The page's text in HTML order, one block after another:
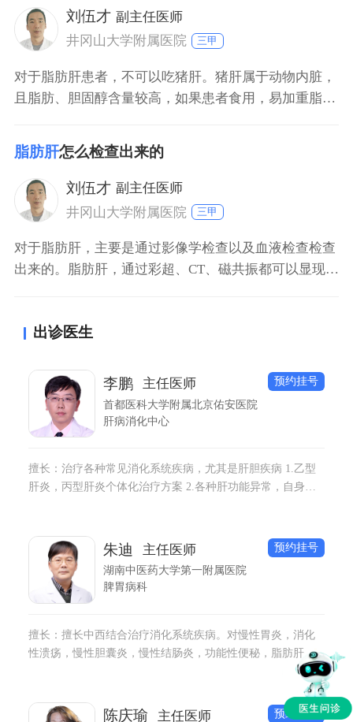
要进行中等量的有氧运动每周四次以上，累计锻炼时间
至少150到250分钟。避免接触有肝毒性的物质，
刘伍才 副主任医师
井冈山大学附属医院
三甲
对于脂肪肝患者，不可以吃猪肝。猪肝属于动物内脏，
且脂肪、胆固醇含量较高，如果患者食用，易加重脂肪
高的食物，以清淡饮食为主，多吃新鲜的蔬菜与水果，
以及多进行体力锻炼，增加能量消耗，积极控制能量的
摄入。
脂肪肝怎么检查出来的
刘伍才 副主任医师
井冈山大学附属医院
三甲
对于脂肪肝，主要是通过影像学检查以及血液检查检查
出来的。脂肪肝，通过彩超、CT、磁共振都可以显现出
脂肪肝时，患者需要控制饮食以及增加能量的消耗，这
出诊医生
李鹏 主任医师
首都医科大学附属北京佑安医院
肝病消化中心
预约挂号
擅长：治疗各种常见消化系统疾病，尤其是肝胆疾病 1.乙型
肝炎，丙型肝炎个体化治疗方案 2.各种肝功能异常，自身免
消化系统疾病的胃肠镜的诊断治疗，如消化道早癌筛查，息
肉切除，静脉曲张的胃镜下套扎，硬化剂治疗。
朱迪 主任医师
湖南中医药大学第一附属医院
脾胃病科
预约挂号
擅长：擅长中西结合治疗消化系统疾病。对慢性胃炎，消化
性溃疡，慢性胆囊炎，慢性结肠炎，功能性便秘，脂肪肝等
陈庆瑜 主任医师 预约挂号